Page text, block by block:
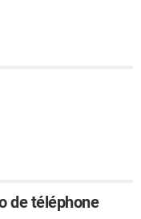
de téléphone